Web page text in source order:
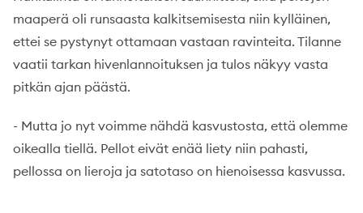
maaperä oli runsaasta kalkitsemisesta niin kylläinen,
ettei se pystynyt ottamaan vastaan ravinteita. Tilanne
vaatii tarkan hivenlannoituksen ja tulos näkyy vasta
pitkän ajan päästä.
- Mutta jo nyt voimme nähdä kasvustosta, että olemme
oikealla tiellä. Pellot eivät enää liety niin pahasti,
pellossa on lieroja ja satotaso on hienoisessa kasvussa.